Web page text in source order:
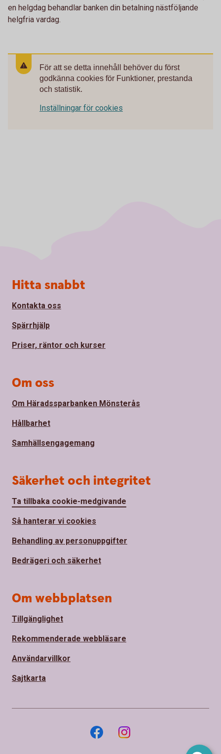
en helgdag behandlar banken din betalning nästföljande
helgfria vardag.
För att se detta innehåll behöver du först
godkänna cookies för Funktioner, prestanda
och statistik.
Inställningar för cookies
Sidfot
Hitta snabbt
Kontakta oss
Spärrhjälp
Priser, räntor och kurser
Om oss
Om Häradssparbanken Mönsterås
Hållbarhet
Samhällsengagemang
Säkerhet och integritet
Ta tillbaka cookie-medgivande
Så hanterar vi cookies
Behandling av personuppgifter
Bedrägeri och säkerhet
Om webbplatsen
Tillgänglighet
Rekommenderade webbläsare
Användarvillkor
Sajtkarta